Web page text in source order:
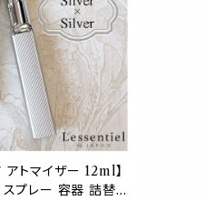
アトマイザー 12ml】
スプレー 容器 詰替